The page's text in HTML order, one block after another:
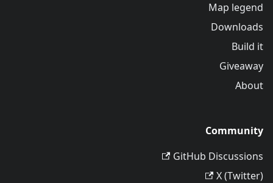
Map legend
Downloads
Build it
Giveaway
About
Community
GitHub Discussions
X (Twitter)